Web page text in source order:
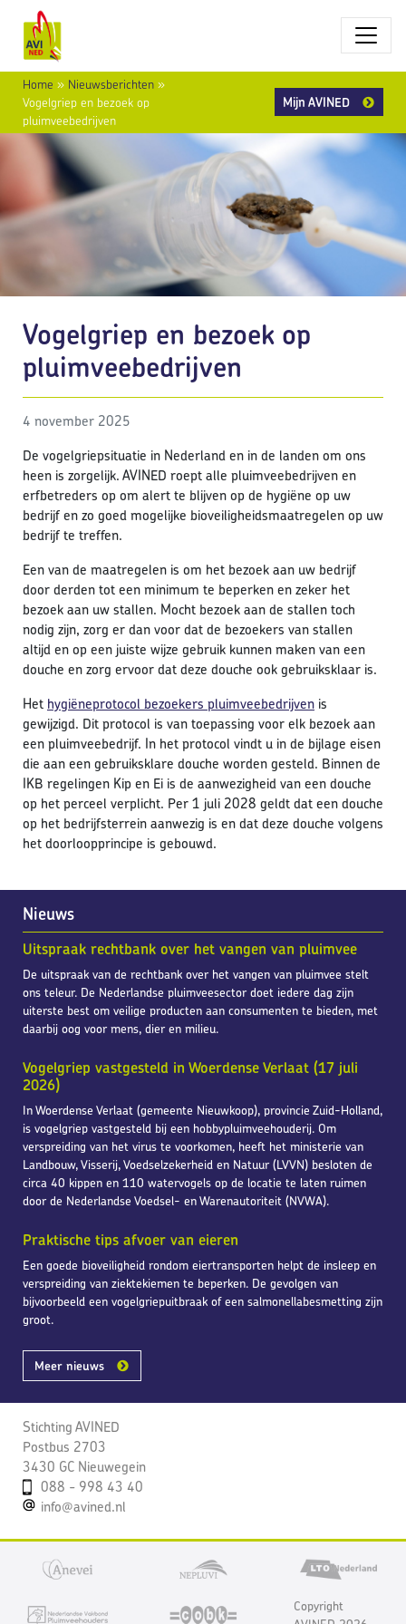
Home » Nieuwsberichten »
Vogelgriep en bezoek op
pluimveebedrijven
Mijn AVINED
Nieuws
Uitspraak rechtbank over het vangen van pluimvee
De uitspraak van de rechtbank over het vangen van pluimvee stelt
ons teleur. De Nederlandse pluimveesector doet iedere dag zijn
uiterste best om veilige producten aan consumenten te bieden, met
daarbij oog voor mens, dier en milieu.
Vogelgriep vastgesteld in Woerdense Verlaat (17 juli
2026)
In Woerdense Verlaat (gemeente Nieuwkoop), provincie Zuid-Holland,
is vogelgriep vastgesteld bij een hobbypluimveehouderij. Om
verspreiding van het virus te voorkomen, heeft het ministerie van
Landbouw, Visserij, Voedselzekerheid en Natuur (LVVN) besloten de
circa 40 kippen en 110 watervogels op de locatie te laten ruimen
door de Nederlandse Voedsel- en Warenautoriteit (NVWA).
Praktische tips afvoer van eieren
Een goede bioveiligheid rondom eiertransporten helpt de insleep en
verspreiding van ziektekiemen te beperken. De gevolgen van
bijvoorbeeld een vogelgriepuitbraak of een salmonellabesmetting zijn
groot.
Meer nieuws
Stichting AVINED
Postbus 2703
3430 GC Nieuwegein
088 - 998 43 40
info@avined.nl
Vogelgriep en bezoek op
pluimveebedrijven
4 november 2025
De vogelgriepsituatie in Nederland en in de landen om ons
heen is zorgelijk. AVINED roept alle pluimveebedrijven en
erfbetreders op om alert te blijven op de hygiëne op uw
bedrijf en zo goed mogelijke bioveiligheidsmaatregelen op uw
bedrijf te treffen.
Een van de maatregelen is om het bezoek aan uw bedrijf
door derden tot een minimum te beperken en zeker het
bezoek aan uw stallen. Mocht bezoek aan de stallen toch
nodig zijn, zorg er dan voor dat de bezoekers van stallen
altijd en op een juiste wijze gebruik kunnen maken van een
douche en zorg ervoor dat deze douche ook gebruiksklaar is.
Het hygiëneprotocol bezoekers pluimveebedrijven is
gewijzigd. Dit protocol is van toepassing voor elk bezoek aan
een pluimveebedrijf. In het protocol vindt u in de bijlage eisen
die aan een gebruiksklare douche worden gesteld. Binnen de
IKB regelingen Kip en Ei is de aanwezigheid van een douche
op het perceel verplicht. Per 1 juli 2028 geldt dat een douche
op het bedrijfsterrein aanwezig is en dat deze douche volgens
het doorloopprincipe is gebouwd.
Copyright